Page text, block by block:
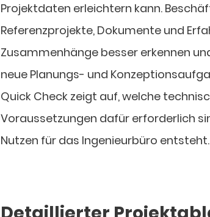
Projektdaten erleichtern kann.
Referenzprojekte, Dokumente und
Zusammenhänge besser erkennen
neue Planungs- und
Quick Check zeigt auf, welche
Voraussetzungen dafür erforderlich
Nutzen für das Ingenieurbüro entsteht.